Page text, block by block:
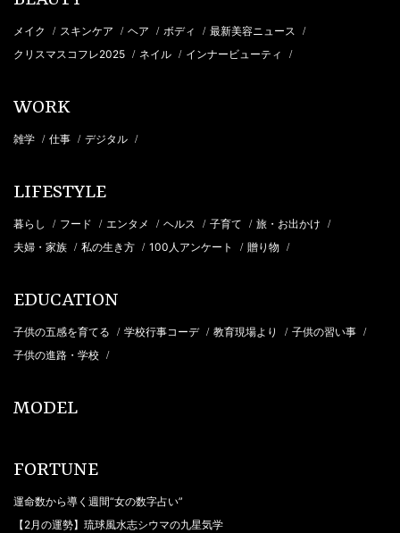
メイク / スキンケア / ヘア / ボディ / 最新美容ニュース /
クリスマスコフレ2025 / ネイル / インナービューティ /
WORK
雑学 / 仕事 / デジタル /
LIFESTYLE
暮らし / フード / エンタメ / ヘルス / 子育て / 旅・お出かけ /
夫婦・家族 / 私の生き方 / 100人アンケート / 贈り物 /
EDUCATION
子供の五感を育てる / 学校行事コーデ / 教育現場より / 子供の習い事 /
子供の進路・学校 /
MODEL
FORTUNE
運命数から導く週間“女の数字占い”
【2月の運勢】琉球風水志シウマの九星気学